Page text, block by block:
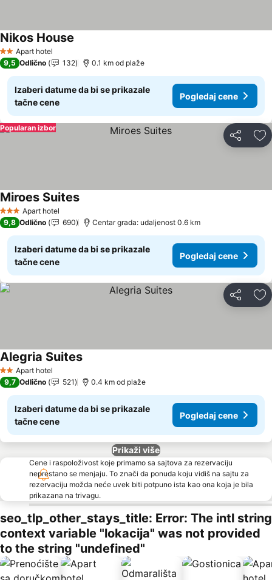
2 Zvezdice
Apart hotel
Nikos House
9,5 Odlično 132 0.1 km od plaže
Izaberi datume da bi se prikazale
tačne cene
Pogledaj cene
Deli
Popularan izbor
3 ZvezdiceApart hotel
Miroes SuitesPogledaj cene
9,8 Odlično 690 Centar grada: udaljenost 0.6 km
Izaberi datume da bi se prikazale
tačne cene
Pogledaj cene
Deli
2 Zvezdice
Apart hotel
Alegria SuitesPogledaj cene
9,7 Odlično 521 0.4 km od plaže
Izaberi datume da bi se prikazale
tačne cene
Pogledaj cene
Prikaži više
Cene i raspoloživost koje primamo sa sajtova za rezervaciju
neprestano se menjaju. To znači da ponuda koju vidiš na sajtu za
rezervaciju možda neće uvek biti potpuno ista kao ona koja je bila
prikazana na trivagu.
seo_tlp_other_stays_title: Error: The intl string
context variable "lokacija" was not provided
to the string "undefined"